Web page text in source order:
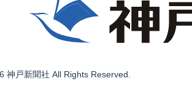
神戸新聞社 All Rights Reserved.